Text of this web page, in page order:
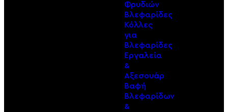
Φρυδιών
Βλεφαρίδες
Κόλλες
για
Βλεφαρίδες
Εργαλεία
&
Αξεσουάρ
Βαφή
Βλεφαρίδων
&